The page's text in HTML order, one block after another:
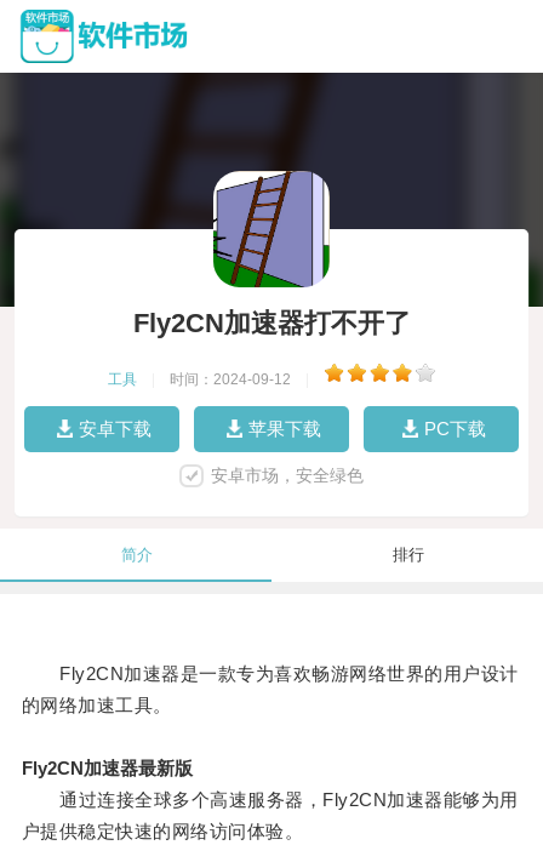
Fly2CN加速器打不开了
工具 时间：2024-09-12
安卓下载 苹果下载 PC下载
安卓市场，安全绿色
简介 排行
Fly2CN加速器是一款专为喜欢畅游网络世界的用户设计
的网络加速工具。
Fly2CN加速器最新版
通过连接全球多个高速服务器，Fly2CN加速器能够为用
户提供稳定快速的网络访问体验。